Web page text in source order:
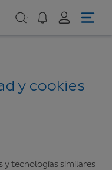
y cookies
y tecnologías similares